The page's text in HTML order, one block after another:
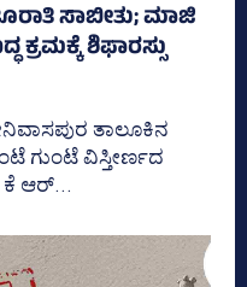
ಸಾಬೀತು; ಮಾಜಿ
ಶಿಫಾರಸ್ಸು
ತಾಲೂಕಿನ
ಗುಂಟೆ ವಿಸ್ತೀರ್ಣದ
ಕೆ ಆರ್‍‌...